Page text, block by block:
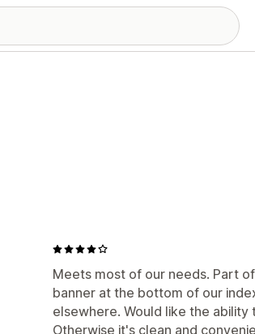
Meets most of our needs. Part
banner at the bottom of our
elsewhere. Would like the
Otherwise it's clean and